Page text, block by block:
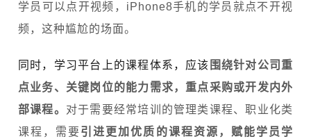
学员可以点开视频，iPhone8手机的学员就点不开视
频，这种尴尬的场面。
同时，学习平台上的课程体系，应该 围绕针对公司重
点业务、关键岗位的能力需求，重点采购或开发内外
部课程。 对于需要经常培训的管理类课程、职业化类
课程，需要引进更加优质的课程资源，赋能学员学